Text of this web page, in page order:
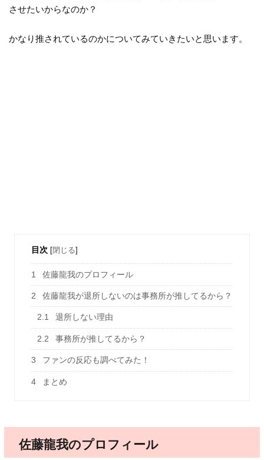
させたいからなのか？
かなり推されているのかについてみていきたいと思います。
目次 [閉じる]
1 佐藤龍我のプロフィール
2 佐藤龍我が退所しないのは事務所が推してるから？
2.1 退所しない理由
2.2 事務所が推してるから？
3 ファンの反応も調べてみた！
4 まとめ
佐藤龍我のプロフィール